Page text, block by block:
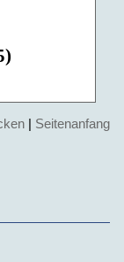
| Seitenanfang